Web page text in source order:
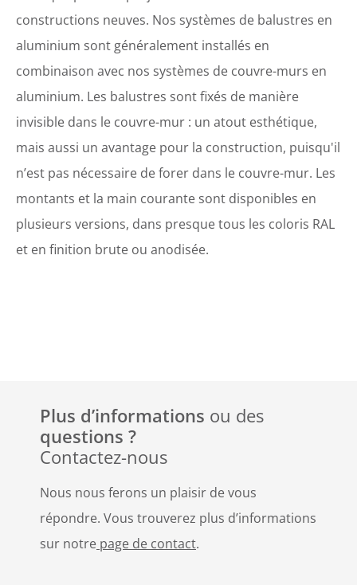
constructions neuves. Nos systèmes de balustres en
aluminium sont généralement installés en
combinaison avec nos systèmes de couvre-murs en
aluminium. Les balustres sont fixés de manière
invisible dans le couvre-mur : un atout esthétique,
mais aussi un avantage pour la construction, puisqu'il
n’est pas nécessaire de forer dans le couvre-mur. Les
montants et la main courante sont disponibles en
plusieurs versions, dans presque tous les coloris RAL
et en finition brute ou anodisée.
Plus d’informations ou des
questions ?
Contactez-nous
Nous nous ferons un plaisir de vous
répondre. Vous trouverez plus d’informations
sur notre page de contact.